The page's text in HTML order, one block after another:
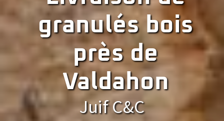
granulés bois
près de
Valdahon
Juif C&C